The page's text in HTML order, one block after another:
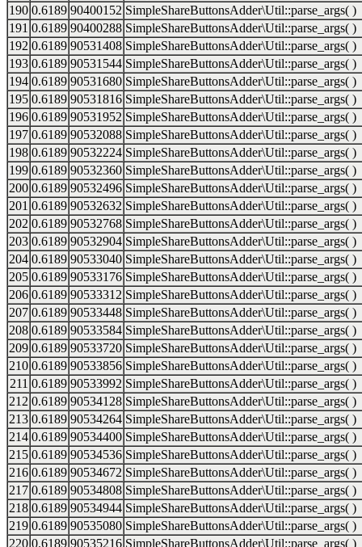
190 0.6189 90400152 SimpleShareButtonsAdder\Util::parse_args( )
191 0.6189 90400288 SimpleShareButtonsAdder\Util::parse_args( )
192 0.6189 90531408 SimpleShareButtonsAdder\Util::parse_args( )
193 0.6189 90531544 SimpleShareButtonsAdder\Util::parse_args( )
194 0.6189 90531680 SimpleShareButtonsAdder\Util::parse_args( )
195 0.6189 90531816 SimpleShareButtonsAdder\Util::parse_args( )
196 0.6189 90531952 SimpleShareButtonsAdder\Util::parse_args( )
197 0.6189 90532088 SimpleShareButtonsAdder\Util::parse_args( )
198 0.6189 90532224 SimpleShareButtonsAdder\Util::parse_args( )
199 0.6189 90532360 SimpleShareButtonsAdder\Util::parse_args( )
200 0.6189 90532496 SimpleShareButtonsAdder\Util::parse_args( )
201 0.6189 90532632 SimpleShareButtonsAdder\Util::parse_args( )
202 0.6189 90532768 SimpleShareButtonsAdder\Util::parse_args( )
203 0.6189 90532904 SimpleShareButtonsAdder\Util::parse_args( )
204 0.6189 90533040 SimpleShareButtonsAdder\Util::parse_args( )
205 0.6189 90533176 SimpleShareButtonsAdder\Util::parse_args( )
206 0.6189 90533312 SimpleShareButtonsAdder\Util::parse_args( )
207 0.6189 90533448 SimpleShareButtonsAdder\Util::parse_args( )
208 0.6189 90533584 SimpleShareButtonsAdder\Util::parse_args( )
209 0.6189 90533720 SimpleShareButtonsAdder\Util::parse_args( )
210 0.6189 90533856 SimpleShareButtonsAdder\Util::parse_args( )
211 0.6189 90533992 SimpleShareButtonsAdder\Util::parse_args( )
212 0.6189 90534128 SimpleShareButtonsAdder\Util::parse_args( )
213 0.6189 90534264 SimpleShareButtonsAdder\Util::parse_args( )
214 0.6189 90534400 SimpleShareButtonsAdder\Util::parse_args( )
215 0.6189 90534536 SimpleShareButtonsAdder\Util::parse_args( )
216 0.6189 90534672 SimpleShareButtonsAdder\Util::parse_args( )
217 0.6189 90534808 SimpleShareButtonsAdder\Util::parse_args( )
218 0.6189 90534944 SimpleShareButtonsAdder\Util::parse_args( )
219 0.6189 90535080 SimpleShareButtonsAdder\Util::parse_args( )
220 0.6189 90535216 SimpleShareButtonsAdder\Util::parse_args( )